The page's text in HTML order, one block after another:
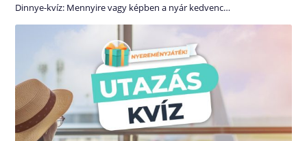
Dinnye-kvíz: Mennyire vagy képben a nyár kedvenc…